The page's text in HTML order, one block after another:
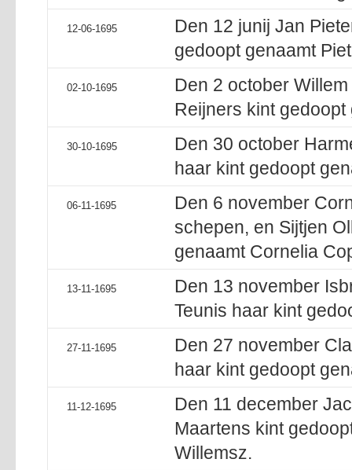
12-06-1695
Den 12 junij Jan
gedoopt genaamt
02-10-1695
Den 2 october
Reijners kint gedoopt
30-10-1695
Den 30 october
haar kint gedoopt
06-11-1695
Den 6 november
schepen, en Sijtjen
genaamt Cornelia
13-11-1695
Den 13 november
Teunis haar kint
27-11-1695
Den 27 november
haar kint gedoopt
11-12-1695
Den 11 december
Maartens kint
Willemsz.